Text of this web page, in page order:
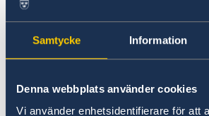
Samtycke Information
Denna webbplats använder cookies
Vi använder enhetsidentifierare för att
Utrikesdeklarationen
regeringens utrikespolitiska mål
prioriteringar för året.
Fortsatt starkt stöd till